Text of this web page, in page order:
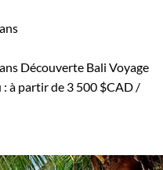
Découverte Bali Voyage
: à partir de 3 500 $CAD /